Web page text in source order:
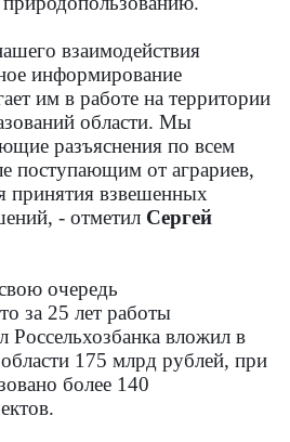
взаимодействия
информирование
им в работе на территории
области. Мы
разъяснения по всем
поступающим от аграриев,
принятия взвешенных
- отметил Сергей
очередь
за 25 лет работы
Россельхозбанка вложил в
175 млрд рублей, при
более 140